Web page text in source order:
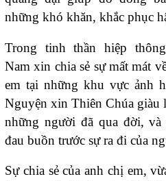
những khó khăn, khắc phục
Trong tinh thần hiệp
Nam xin chia sẻ sự mất mát
em tại những khu vực ảnh
Nguyện xin Thiên Chúa giàu
những người đã qua đời,
đau buồn trước sự ra đi của
Sự chia sẻ của anh chị em,